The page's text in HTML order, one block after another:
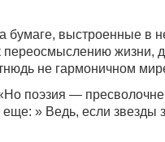
бумаге, выстроенные в
переосмыслению жизни,
не гармоничном
поэзия —
» Ведь, если звезды